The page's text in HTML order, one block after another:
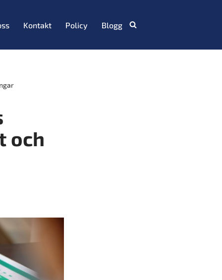
Kontakt Policy Blogg
och